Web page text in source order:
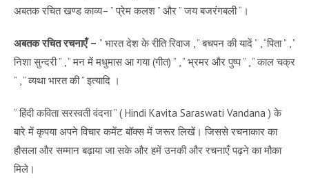
अबतक रचित खण्ड काव्य– ” प्रेम कलश ” और ” जय बजरंगबली “।
अबतक रचित रचनाएँ – ” भारत देश के रीति रिवाज , ” बचपन की यादें ” , “पिता ” , ”
निशा सुन्दरी ” , ” मन में मधुमास आ गया (गीत) ” , ” भ्रमर और पुष्प ” , ” काल चक्र
” , ” व्यथा भारत की ” इत्यादि ।
“ हिंदी कविता सरस्वती वंदना ” ( Hindi Kavita Saraswati Vandana ) के
बारे में कृपया अपने विचार कमेंट बॉक्स में जरूर लिखें। जिससे रचनाकार का
हौसला और सम्मान बढ़ाया जा सके और हमें उनकी और रचनाएँ पढ़ने का मौका
मिले।